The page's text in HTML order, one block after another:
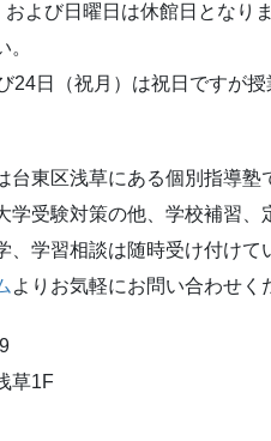
よび日曜日は休館日となり
24日（祝月）は祝日ですが
東区浅草にある個別指導塾
学受験対策の他、学校補習、
学習相談は随時受け付けて
よりお気軽にお問い合わせく
草1F